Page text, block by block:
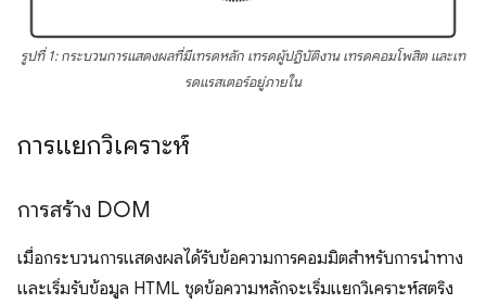
รูปที่ 1: กระบวนการแสดงผลที่มีเทรดหลัก เทรดผู้ปฏิบัติงาน เทรดคอมโพสิต และเท
รดแรสเตอร์อยู่ภายใน
การแยกวิเคราะห์
การสร้าง DOM
เมื่อกระบวนการแสดงผลได้รับข้อความการคอมมิตสำหรับการนําทาง
และเริ่มรับข้อมูล HTML ชุดข้อความหลักจะเริ่มแยกวิเคราะห์สตริง